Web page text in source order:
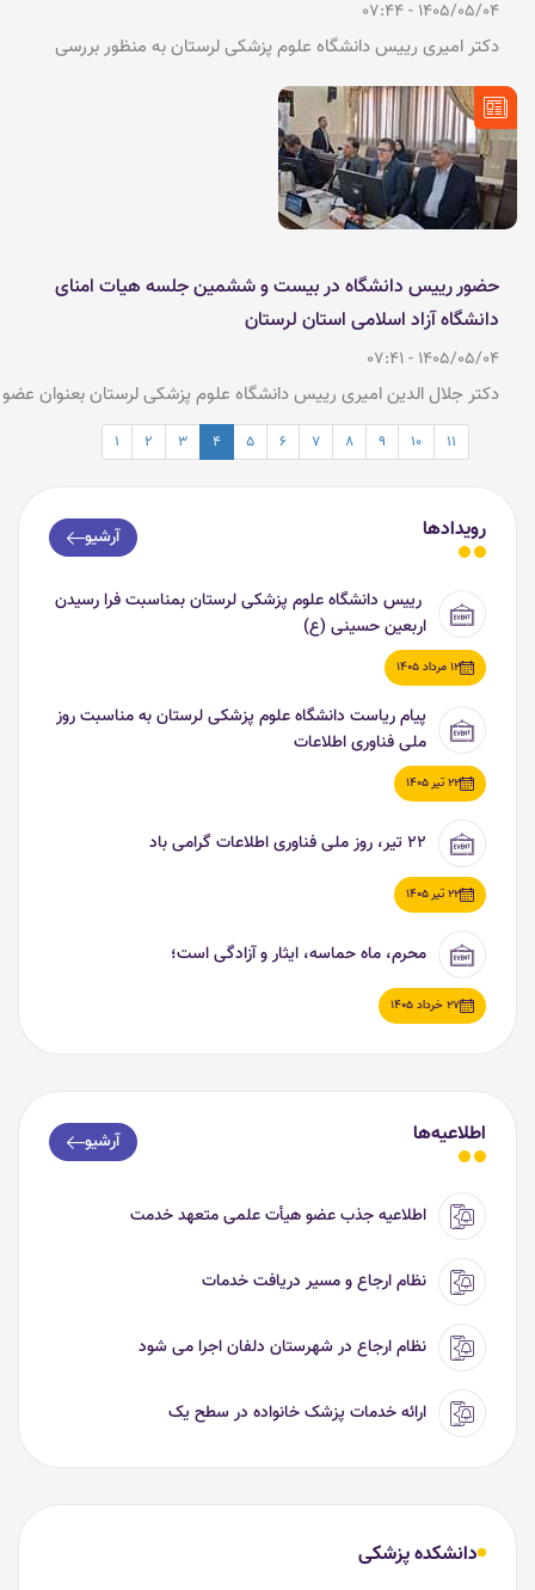
1405/05/04 - 07:44
دکتر امیری رییس دانشگاه علوم پزشکی لرستان به منظور بررسی
جمعی از پزشکان این گروه صبح امروز در حوزه ریاست دیدار و گفتگو
کرد.
حضور رییس دانشگاه در بیست و ششمین جلسه هیات امنای
دانشگاه آزاد اسلامی استان لرستان
1405/05/04 - 07:41
دکتر جلال الدین امیری رییس دانشگاه علوم پزشکی لرستان بعنوان عضو
اصلی هیات امناء دانشگاه آزاد اسلامی استان در نشست هیات امناء این
دانشگاه که با حضور مهندس شاهرخی استاندار ،
1 2 3 4 5 6 7 8 9 10 11
رویدادها آرشیو
رییس دانشگاه علوم پزشکی لرستان بمناسبت فرا رسیدن
اربعین حسینی (ع)
12 مرداد 1405
پیام ریاست دانشگاه علوم پزشکی لرستان به مناسبت روز
ملی فناوری اطلاعات
22 تیر 1405
۲۲ تیر، روز ملی فناوری اطلاعات گرامی باد
22 تیر 1405
محرم، ماه حماسه، ایثار و آزادگی است؛
27 خرداد 1405
اطلاعیه‌ها آرشیو
اطلاعیه جذب عضو هیأت علمی متعهد خدمت
نظام ارجاع و مسیر دریافت خدمات
نظام ارجاع در شهرستان دلفان اجرا می شود
ارائه خدمات پزشک خانواده در سطح یک
دانشکده پزشکی